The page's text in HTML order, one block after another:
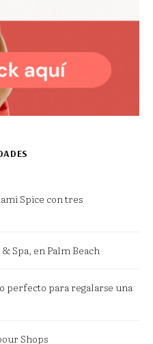
Spice con tres
Spa, en Palm Beach
perfecto para regalarse una
Shops